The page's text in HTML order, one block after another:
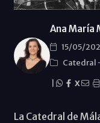
Ana María
15/05/
Catedral
X
La Catedral de